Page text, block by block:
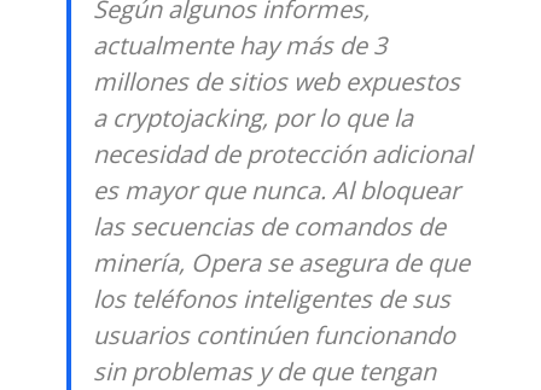
Según algunos informes,
actualmente hay más de 3
millones de sitios web expuestos
a cryptojacking, por lo que la
necesidad de protección adicional
es mayor que nunca. Al bloquear
las secuencias de comandos de
minería, Opera se asegura de que
los teléfonos inteligentes de sus
usuarios continúen funcionando
sin problemas y de que tengan